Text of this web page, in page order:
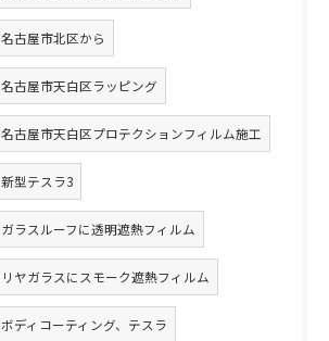
名古屋市北区から
名古屋市天白区ラッピング
名古屋市天白区プロテクションフィルム施工
新型テスラ3
ガラスルーフに透明遮熱フィルム
リヤガラスにスモーク遮熱フィルム
ボディコーティング、テスラ